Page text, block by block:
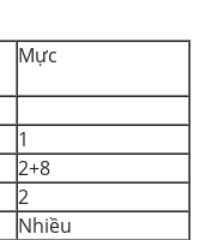
Mực
1
2+8
2
Nhiều